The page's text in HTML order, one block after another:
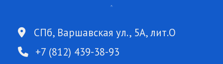
СПб, Варшавская ул., 5А, лит.О
+7 (812) 439-38-93